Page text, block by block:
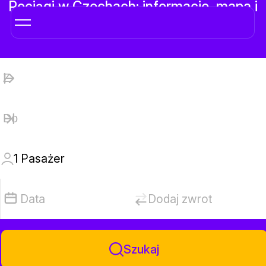
Pociągi w Czechach: informacje, mapa i
1 Pasażer
Data Dodaj zwrot
Szukaj